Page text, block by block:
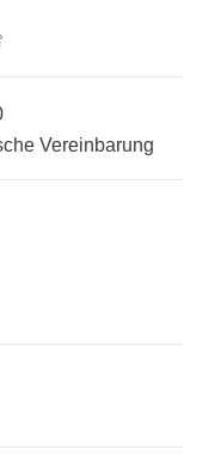
Vereinbarung